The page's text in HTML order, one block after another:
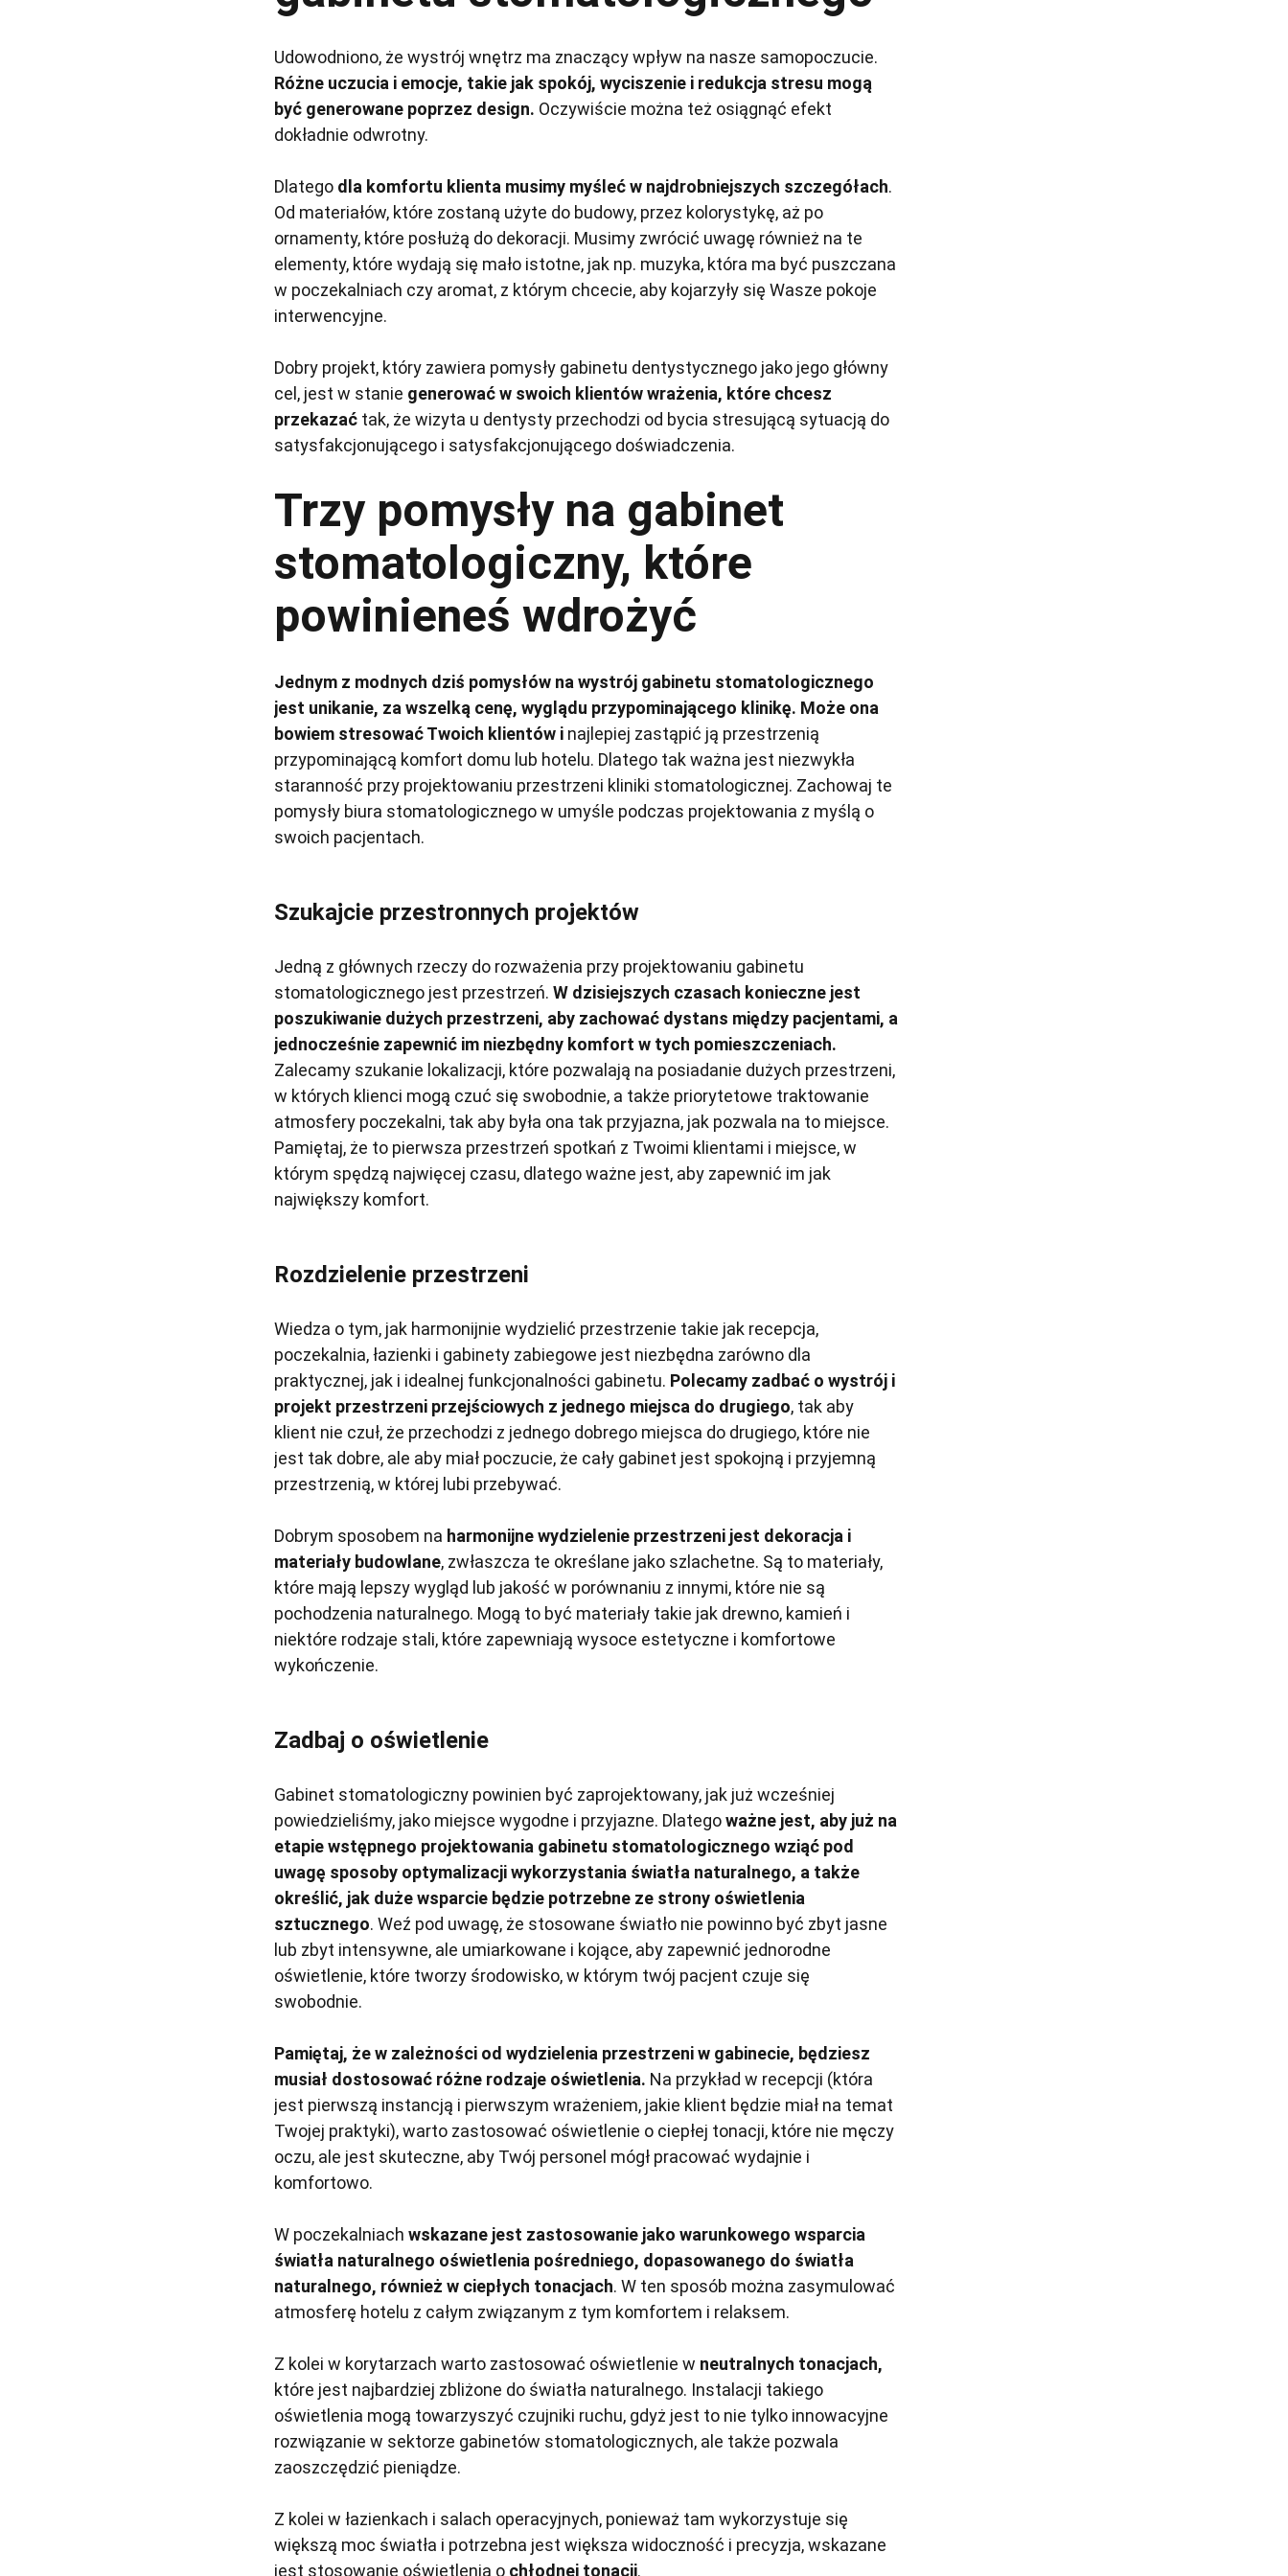
Udowodniono, że wystrój wnętrz ma znaczący wpływ na nasze samopoczucie.
Różne uczucia i emocje, takie jak spokój, wyciszenie i redukcja stresu mogą
być generowane poprzez design. Oczywiście można też osiągnąć efekt
dokładnie odwrotny.
Dlatego dla komfortu klienta musimy myśleć w najdrobniejszych szczegółach.
Od materiałów, które zostaną użyte do budowy, przez kolorystykę, aż po
ornamenty, które posłużą do dekoracji. Musimy zwrócić uwagę również na te
elementy, które wydają się mało istotne, jak np. muzyka, która ma być puszczana
w poczekalniach czy aromat, z którym chcecie, aby kojarzyły się Wasze pokoje
interwencyjne.
Dobry projekt, który zawiera pomysły gabinetu dentystycznego jako jego główny
cel, jest w stanie generować w swoich klientów wrażenia, które chcesz
przekazać tak, że wizyta u dentysty przechodzi od bycia stresującą sytuacją do
satysfakcjonującego i satysfakcjonującego doświadczenia.
Trzy pomysły na gabinet
stomatologiczny, które
powinieneś wdrożyć
Jednym z modnych dziś pomysłów na wystrój gabinetu stomatologicznego
jest unikanie, za wszelką cenę, wyglądu przypominającego klinikę. Może ona
bowiem stresować Twoich klientów i najlepiej zastąpić ją przestrzenią
przypominającą komfort domu lub hotelu. Dlatego tak ważna jest niezwykła
staranność przy projektowaniu przestrzeni kliniki stomatologicznej. Zachowaj te
pomysły biura stomatologicznego w umyśle podczas projektowania z myślą o
swoich pacjentach.
Szukajcie przestronnych projektów
Jedną z głównych rzeczy do rozważenia przy projektowaniu gabinetu
stomatologicznego jest przestrzeń. W dzisiejszych czasach konieczne jest
poszukiwanie dużych przestrzeni, aby zachować dystans między pacjentami, a
jednocześnie zapewnić im niezbędny komfort w tych pomieszczeniach.
Zalecamy szukanie lokalizacji, które pozwalają na posiadanie dużych przestrzeni,
w których klienci mogą czuć się swobodnie, a także priorytetowe traktowanie
atmosfery poczekalni, tak aby była ona tak przyjazna, jak pozwala na to miejsce.
Pamiętaj, że to pierwsza przestrzeń spotkań z Twoimi klientami i miejsce, w
którym spędzą najwięcej czasu, dlatego ważne jest, aby zapewnić im jak
największy komfort.
Rozdzielenie przestrzeni
Wiedza o tym, jak harmonijnie wydzielić przestrzenie takie jak recepcja,
poczekalnia, łazienki i gabinety zabiegowe jest niezbędna zarówno dla
praktycznej, jak i idealnej funkcjonalności gabinetu. Polecamy zadbać o wystrój i
projekt przestrzeni przejściowych z jednego miejsca do drugiego, tak aby
klient nie czuł, że przechodzi z jednego dobrego miejsca do drugiego, które nie
jest tak dobre, ale aby miał poczucie, że cały gabinet jest spokojną i przyjemną
przestrzenią, w której lubi przebywać.
Dobrym sposobem na harmonijne wydzielenie przestrzeni jest dekoracja i
materiały budowlane, zwłaszcza te określane jako szlachetne. Są to materiały,
które mają lepszy wygląd lub jakość w porównaniu z innymi, które nie są
pochodzenia naturalnego. Mogą to być materiały takie jak drewno, kamień i
niektóre rodzaje stali, które zapewniają wysoce estetyczne i komfortowe
wykończenie.
Zadbaj o oświetlenie
Gabinet stomatologiczny powinien być zaprojektowany, jak już wcześniej
powiedzieliśmy, jako miejsce wygodne i przyjazne. Dlategoważne jest, aby już na
etapie wstępnego projektowania gabinetu stomatologicznego wziąć pod
uwagę sposoby optymalizacji wykorzystania światła naturalnego, a także
określić, jak duże wsparcie będzie potrzebne ze strony oświetlenia
sztucznego. Weź pod uwagę, że stosowane światło nie powinno być zbyt jasne
lub zbyt intensywne, ale umiarkowane i kojące, aby zapewnić jednorodne
oświetlenie, które tworzy środowisko, w którym twój pacjent czuje się
swobodnie.
Pamiętaj, że w zależności od wydzielenia przestrzeni w gabinecie, będziesz
musiał dostosować różne rodzaje oświetlenia. Na przykład w recepcji (która
jest pierwszą instancją i pierwszym wrażeniem, jakie klient będzie miał na temat
Twojej praktyki), warto zastosować oświetlenie o ciepłej tonacji, które nie męczy
oczu, ale jest skuteczne, aby Twój personel mógł pracować wydajnie i
komfortowo.
W poczekalniach wskazane jest zastosowanie jako warunkowego wsparcia
światła naturalnego oświetlenia pośredniego, dopasowanego do światła
naturalnego, również w ciepłych tonacjach. W ten sposób można zasymulować
atmosferę hotelu z całym związanym z tym komfortem i relaksem.
Z kolei w korytarzach warto zastosować oświetlenie w neutralnych tonacjach,
które jest najbardziej zbliżone do światła naturalnego. Instalacji takiego
oświetlenia mogą towarzyszyć czujniki ruchu, gdyż jest to nie tylko innowacyjne
rozwiązanie w sektorze gabinetów stomatologicznych, ale także pozwala
zaoszczędzić pieniądze.
Z kolei w łazienkach i salach operacyjnych, ponieważ tam wykorzystuje się
większą moc światła i potrzebna jest większa widoczność i precyzja, wskazane
jest stosowanie oświetlenia o chłodnej tonacji.